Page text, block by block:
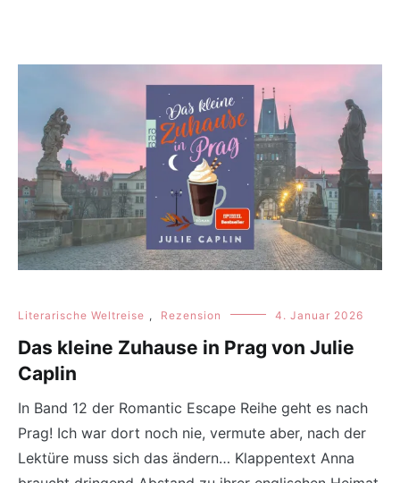
Literarische Weltreise , Rezension 4. Januar 2026
Das kleine Zuhause in Prag von Julie
Caplin
In Band 12 der Romantic Escape Reihe geht es nach
Prag! Ich war dort noch nie, vermute aber, nach der
Lektüre muss sich das ändern… Klappentext Anna